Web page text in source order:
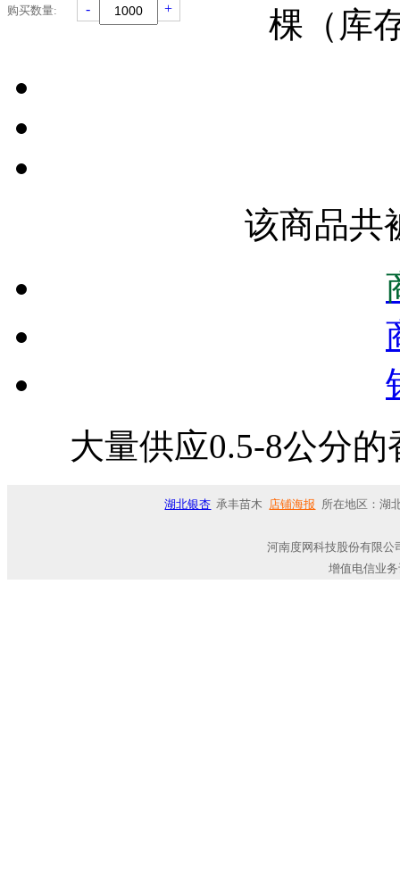
购买数量: - + 棵（库
该商品共
大量供应0.5-8公分
湖北银杏 承丰苗木 店铺海报 所在地区：湖
河南度网科技股份有限
增值电信业